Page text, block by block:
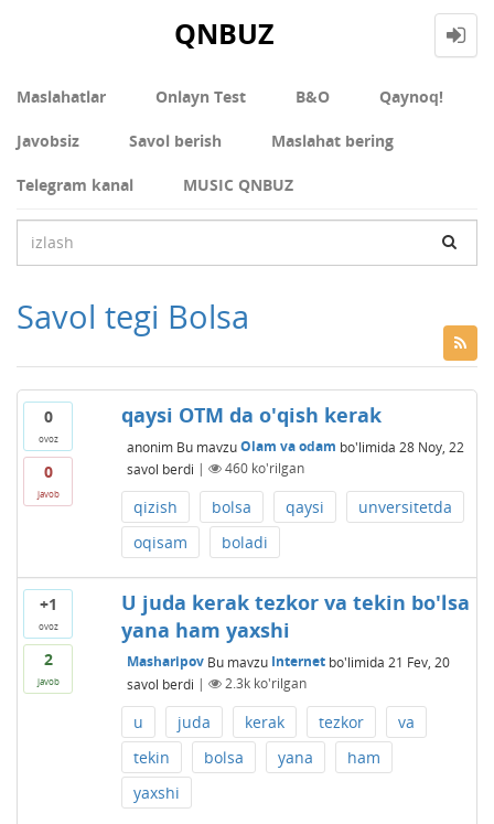
QNBUZ
Maslahatlar Onlayn Test В&О Qaynoq!
Javobsiz Savol berish Maslahat bering
Telegram kanal MUSIC QNBUZ
Savol tegi Bolsa
0
ovoz
0
javob
qaysi OTM da o'qish kerak
anonim Bu mavzuOlam va odam bo'limida 28 Noy, 22
savol berdi | 460ko'rilgan
qizish bolsa qaysi
unversitetda
oqisam
boladi
+1
ovoz
2
javob
U juda kerak tezkor va tekin bo'lsa
yana ham yaxshi
Masharipov Bu mavzu Internetbo'limida 21 Fev, 20
savol berdi | 2.3kko'rilgan
u juda kerak tezkor
va
tekin
bolsa yana
ham
yaxshi